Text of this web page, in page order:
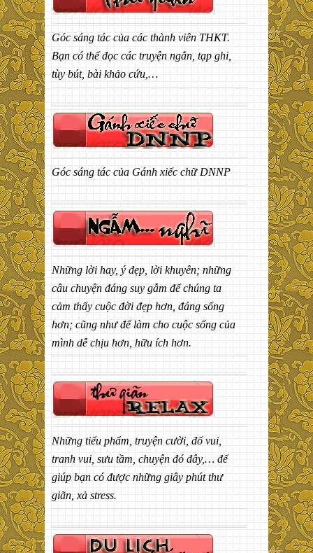
Góc sáng tác của các thành viên THKT.
Bạn có thể đọc các truyện ngắn, tạp ghi,
tùy bút, bài khảo cứu,…
Góc sáng tác của Gánh xiếc chữ DNNP
Những lời hay, ý đẹp, lời khuyên; những
câu chuyện đáng suy gẫm để chúng ta
cảm thấy cuộc đời đẹp hơn, đáng sống
hơn; cũng như để làm cho cuộc sống của
mình dễ chịu hơn, hữu ích hơn.
Những tiểu phẩm, truyện cười, đố vui,
tranh vui, sưu tầm, chuyện đó đây,… để
giúp bạn có được những giây phút thư
giãn, xả stress.